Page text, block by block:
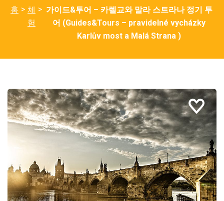
홈 > 체
험
> 가이드&투어 – 카렐교와 말라 스트라나 정기 투
어 (Guides&Tours – pravidelné vycházky
Karlův most a Malá Strana )